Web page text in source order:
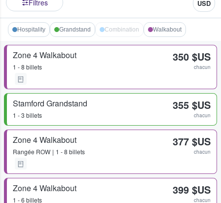
Filtres USD
Hospitality Grandstand Combination Walkabout
Zone 4 Walkabout
1 - 8 billets
350 $US
chacun
Stamford Grandstand
1 - 3 billets
355 $US
chacun
Zone 4 Walkabout
Rangée ROW 1 - 8 billets
377 $US
chacun
Zone 4 Walkabout
1 - 6 billets
399 $US
chacun